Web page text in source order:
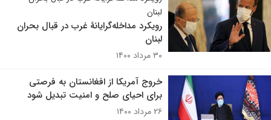
لبنان
رویکرد مداخله‌گرایانۀ غرب در قبال بحران
لبنان
۳۰ مرداد ۱۴۰۰
خروج آمریکا از افغانستان به فرصتی
برای احیای صلح و امنیت تبدیل شود
۲۶ مرداد ۱۴۰۰